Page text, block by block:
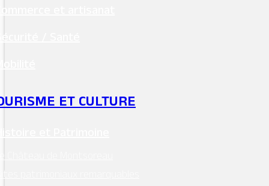
et artisanat
/ Santé
ET CULTURE
et Patrimoine
Château de Montsoreau
patrimoniaux remarquables